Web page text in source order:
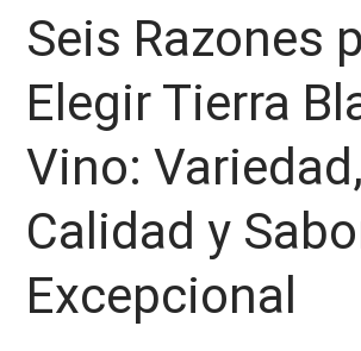
Seis Razones
Elegir Tierra
Vino: Variedad,
Calidad y
Excepcional